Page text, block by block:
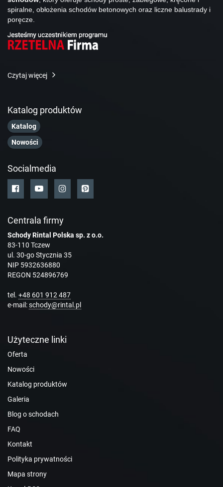
spiralne, obłożenia schodów betonowych oraz liczne balustrady i
poręcze.
Czytaj więcej
Katalog produktów
Katalog
Nowości
Socialmedia
Centrala firmy
Schody Rintal Polska sp. z o.o.
83-110 Tczew
ul. 30-go Stycznia 35
NIP 5932636880
REGON 524896769
tel. +48 601 912 487
e-mail:schody@rintal.pl
Użyteczne linki
Oferta
Nowości
Katalog produktów
Galeria
Blog o schodach
FAQ
Kontakt
Polityka prywatności
Mapa strony